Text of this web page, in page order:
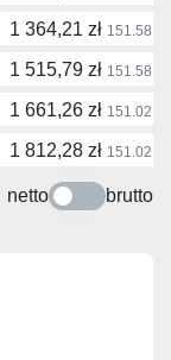
1 364,21 zł 151.58 /
1 515,79 zł 151.58 /
1 661,26 zł 151.02 /
1 812,28 zł 151.02 /
netto brutto